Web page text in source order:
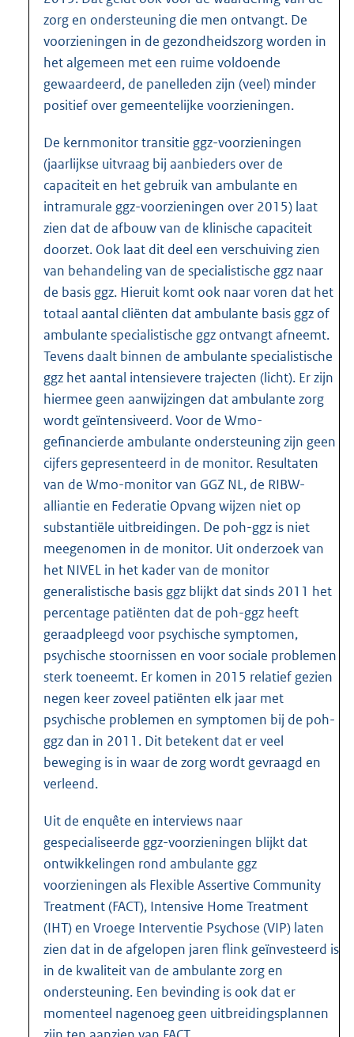
zorg en ondersteuning die men ontvangt. De
voorzieningen in de gezondheidszorg worden in
het algemeen met een ruime voldoende
gewaardeerd, de panelleden zijn (veel) minder
positief over gemeentelijke voorzieningen.
De kernmonitor transitie ggz-voorzieningen
(jaarlijkse uitvraag bij aanbieders over de
capaciteit en het gebruik van ambulante en
intramurale ggz-voorzieningen over 2015) laat
zien dat de afbouw van de klinische capaciteit
doorzet. Ook laat dit deel een verschuiving zien
van behandeling van de specialistische ggz naar
de basis ggz. Hieruit komt ook naar voren dat het
totaal aantal cliënten dat ambulante basis ggz of
ambulante specialistische ggz ontvangt afneemt.
Tevens daalt binnen de ambulante specialistische
ggz het aantal intensievere trajecten (licht). Er zijn
hiermee geen aanwijzingen dat ambulante zorg
wordt geïntensiveerd. Voor de Wmo-
gefinancierde ambulante ondersteuning zijn geen
cijfers gepresenteerd in de monitor. Resultaten
van de Wmo-monitor van GGZ NL, de RIBW-
alliantie en Federatie Opvang wijzen niet op
substantiële uitbreidingen. De poh-ggz is niet
meegenomen in de monitor. Uit onderzoek van
het NIVEL in het kader van de monitor
generalistische basis ggz blijkt dat sinds 2011 het
percentage patiënten dat de poh-ggz heeft
geraadpleegd voor psychische symptomen,
psychische stoornissen en voor sociale problemen
sterk toeneemt. Er komen in 2015 relatief gezien
negen keer zoveel patiënten elk jaar met
psychische problemen en symptomen bij de poh-
ggz dan in 2011. Dit betekent dat er veel
beweging is in waar de zorg wordt gevraagd en
verleend.
Uit de enquête en interviews naar
gespecialiseerde ggz-voorzieningen blijkt dat
ontwikkelingen rond ambulante ggz
voorzieningen als Flexible Assertive Community
Treatment (FACT), Intensive Home Treatment
(IHT) en Vroege Interventie Psychose (VIP) laten
zien dat in de afgelopen jaren flink geïnvesteerd is
in de kwaliteit van de ambulante zorg en
ondersteuning. Een bevinding is ook dat er
momenteel nagenoeg geen uitbreidingsplannen